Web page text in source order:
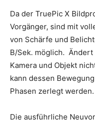
Da der TruePic X
Vorgänger, sind mit
von Schärfe und
B/Sek. möglich.
Kamera und Objekt
kann dessen
Phasen zerlegt werden.
Die ausführliche